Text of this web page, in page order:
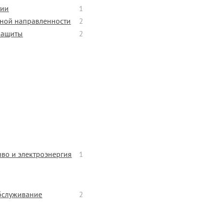
1
2
направленности
2
1
и электроэнергия
2